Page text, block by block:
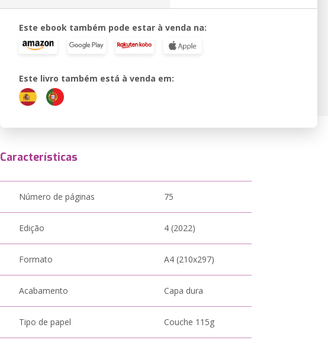
Este ebook também pode estar à venda na:
Este livro também está à venda em:
Características
Número de páginas 75
Edição 4 (2022)
Formato A4 (210x297)
Acabamento Capa dura
Tipo de papel Couche 115g